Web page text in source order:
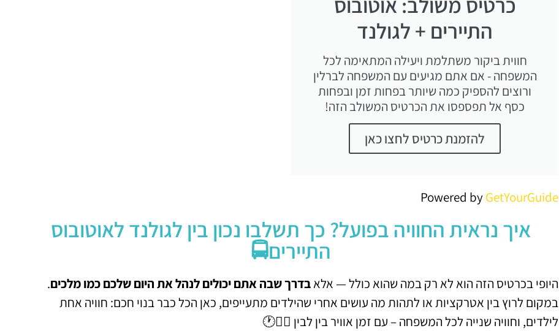
התיירים + לגולנד
חווית ביקור משתלמת ויעילה המתאימה לכל
המשפחה - אם אתם מגיעים עם המשפחה לברלין
ורוצים להספיק כמה שיותר בפחות זמן ובפחות
כסף אל תפספסו את הכרטיס המשולב הזה!
להזמנת כרטיס לחצו כאן
Powered byGetYourGuide
איך נראית החוויה בפועל? כך תשלבו נכון בין לגולנד לאוטובוס
התיירים🚍
היופי בכרטיס הזה הוא לא רק במה שהוא כולל — אלאבדרך שבה אתם יכולים לנהל את היום שלכם כמו מלכים.
במקום לרוץ בין אטרקציות או לתהות מה עושים אחרי שהילדים מתעייפים, כאן הכל כבר בנוי חכם: חוויה אחת
לילדים, וחוויה שנייה לכל המשפחה – עם זמן אוויר בין לבין 🧘‍♀️🕐